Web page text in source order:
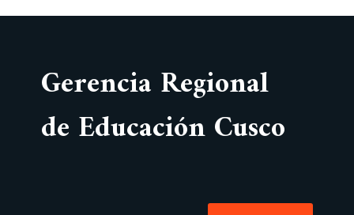
Gerencia Regional
de Educación Cusco